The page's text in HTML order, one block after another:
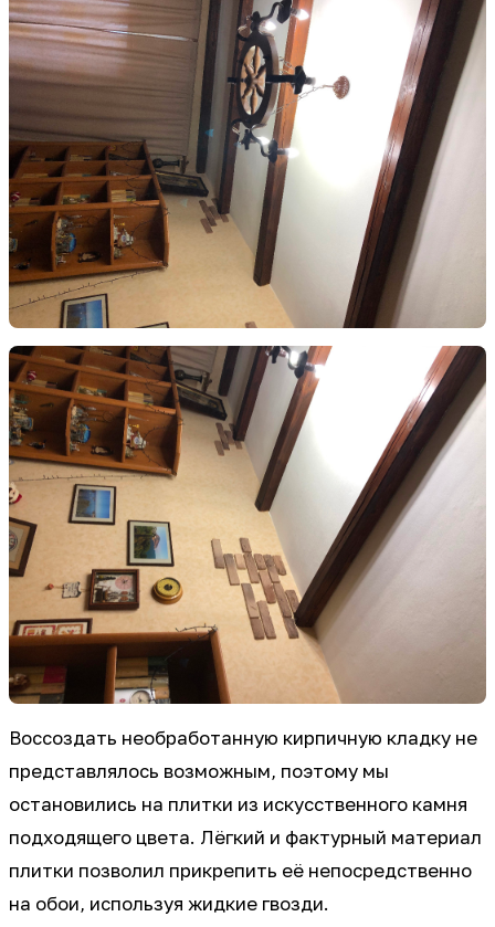
Воссоздать необработанную кирпичную кладку не
представлялось возможным, поэтому мы
остановились на плитки из искусственного камня
подходящего цвета. Лёгкий и фактурный материал
плитки позволил прикрепить её непосредственно
на обои, используя жидкие гвозди.